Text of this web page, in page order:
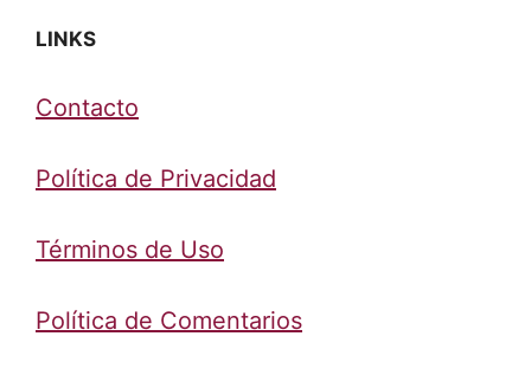
LINKS
Contacto
Política de Privacidad
Términos de Uso
Política de Comentarios